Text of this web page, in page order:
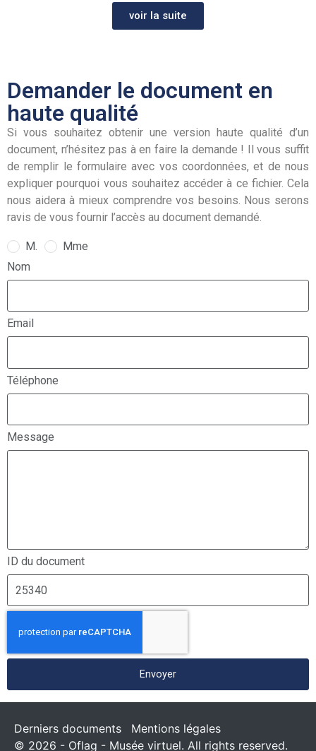
voir la suite
Demander le document en
haute qualité
Si vous souhaitez obtenir une version haute qualité d’un
document, n’hésitez pas à en faire la demande ! Il vous suffit
de remplir le formulaire avec vos coordonnées, et de nous
expliquer pourquoi vous souhaitez accéder à ce fichier. Cela
nous aidera à mieux comprendre vos besoins. Nous serons
ravis de vous fournir l’accès au document demandé.
M.
Mme
Nom
Email
Téléphone
Message
ID du document
Envoyer
Derniers documents
Mentions légales
© 2026 - Oflag - Musée virtuel. All rights reserved.